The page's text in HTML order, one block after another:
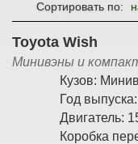
Сортировать по:
Toyota Wish
Минивэны и
Кузов:
Год выпуска:
Двигатель:
Коробка